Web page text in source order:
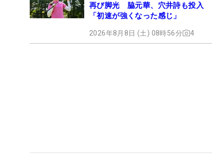
再び脚光 脇元華、穴井詩も投入
「初速が強くなった感じ」
2026年8月8日 (土) 08時56分 4